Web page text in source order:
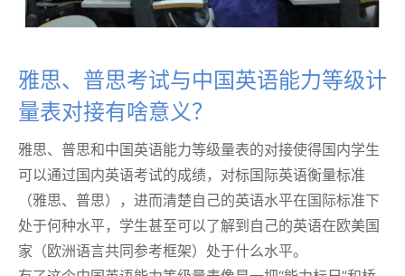
雅思、普思考试与中国英语能力等级计
量表对接有啥意义？
雅思、普思和中国英语能力等级量表的对接使得国内学生
可以通过国内英语考试的成绩，对标国际英语衡量标准
（雅思、普思），进而清楚自己的英语水平在国际标准下
处于何种水平，学生甚至可以了解到自己的英语在欧美国
家（欧洲语言共同参考框架）处于什么水平。